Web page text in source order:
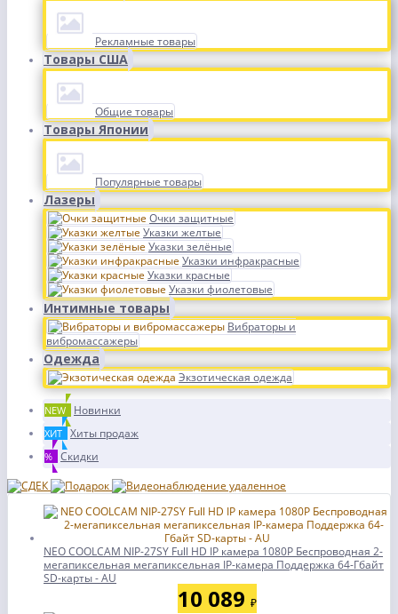
Рекламные товары
Товары США
Общие товары
Товары Японии
Популярные товары
Лазеры
Очки защитные
Указки желтые
Указки зелёные
Указки инфракрасные
Указки красные
Указки фиолетовые
Интимные товары
Вибраторы и
вибромассажеры
Одежда
Экзотическая одежда
NEW Новинки
ХИТ Хиты продаж
% Скидки
NEO COOLCAM NIP-27SY Full HD IP камера 1080P Беспроводная 2-
мегапиксельная мегапиксельная IP-камера Поддержка 64-Гбайт
SD-карты - AU
10 089 ₽